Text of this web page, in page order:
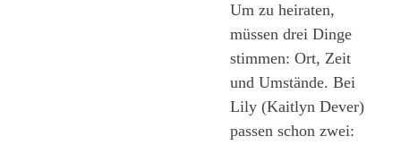
Um zu heiraten,
müssen drei Dinge
stimmen: Ort, Zeit
und Umstände. Bei
Lily (Kaitlyn Dever)
passen schon zwei: